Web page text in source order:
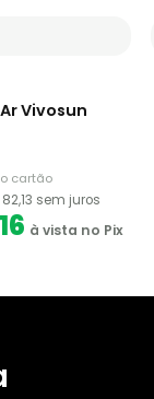
Vivosun
cartão
sem juros
à vista no Pix